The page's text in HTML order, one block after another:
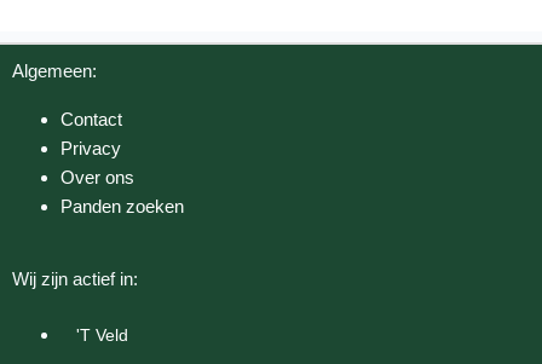
Algemeen:
Contact
Privacy
Over ons
Panden zoeken
Wij zijn actief in:
'T Veld